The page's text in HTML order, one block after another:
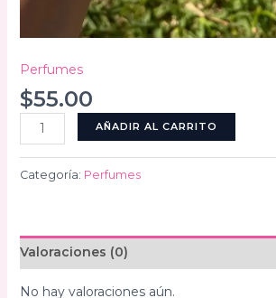
Perfumes
$55.00
cantidad
AÑADIR AL CARRITO
Categoría: Perfumes
Valoraciones (0)
No hay valoraciones aún.